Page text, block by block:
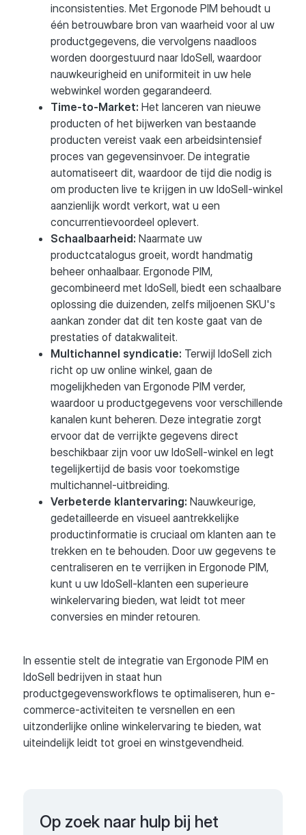
inconsistenties. Met Ergonode PIM behoudt u
één betrouwbare bron van waarheid voor al uw
productgegevens, die vervolgens naadloos
worden doorgestuurd naar IdoSell, waardoor
nauwkeurigheid en uniformiteit in uw hele
webwinkel worden gegarandeerd.
Time-to-Market: Het lanceren van nieuwe
producten of het bijwerken van bestaande
producten vereist vaak een arbeidsintensief
proces van gegevensinvoer. De integratie
automatiseert dit, waardoor de tijd die nodig is
om producten live te krijgen in uw IdoSell-winkel
aanzienlijk wordt verkort, wat u een
concurrentievoordeel oplevert.
Schaalbaarheid: Naarmate uw
productcatalogus groeit, wordt handmatig
beheer onhaalbaar. Ergonode PIM,
gecombineerd met IdoSell, biedt een schaalbare
oplossing die duizenden, zelfs miljoenen SKU's
aankan zonder dat dit ten koste gaat van de
prestaties of datakwaliteit.
Multichannel syndicatie: Terwijl IdoSell zich
richt op uw online winkel, gaan de
mogelijkheden van Ergonode PIM verder,
waardoor u productgegevens voor verschillende
kanalen kunt beheren. Deze integratie zorgt
ervoor dat de verrijkte gegevens direct
beschikbaar zijn voor uw IdoSell-winkel en legt
tegelijkertijd de basis voor toekomstige
multichannel-uitbreiding.
Verbeterde klantervaring: Nauwkeurige,
gedetailleerde en visueel aantrekkelijke
productinformatie is cruciaal om klanten aan te
trekken en te behouden. Door uw gegevens te
centraliseren en te verrijken in Ergonode PIM,
kunt u uw IdoSell-klanten een superieure
winkelervaring bieden, wat leidt tot meer
conversies en minder retouren.
In essentie stelt de integratie van Ergonode PIM en
IdoSell bedrijven in staat hun
productgegevensworkflows te optimaliseren, hun e-
commerce-activiteiten te versnellen en een
uitzonderlijke online winkelervaring te bieden, wat
uiteindelijk leidt tot groei en winstgevendheid.
Op zoek naar hulp bij het